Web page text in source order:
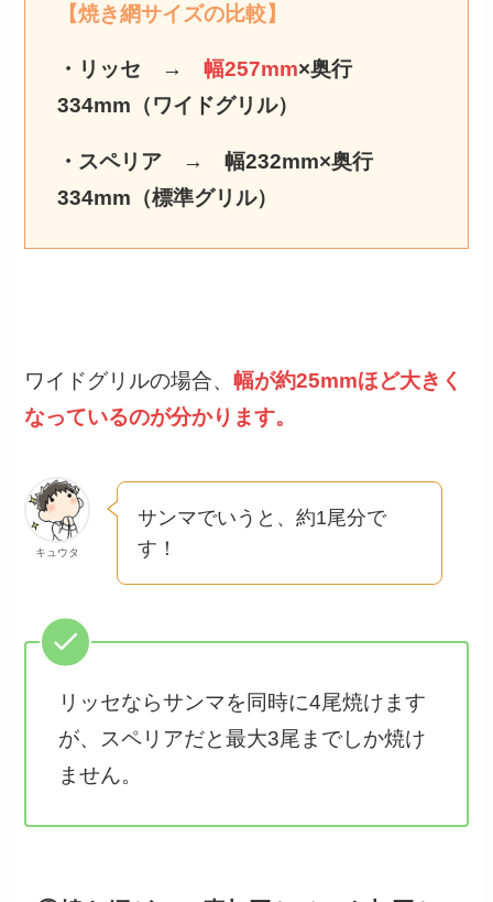
【焼き網サイズの比較】
・リッセ → 幅257mm×奥行
334mm（ワイドグリル）
・スペリア → 幅232mm×奥行
334mm（標準グリル）
ワイドグリルの場合、幅が約25mmほど大きく
なっているのが分かります。
キュウタ
サンマでいうと、約1尾分で
す！
リッセならサンマを同時に4尾焼けます
が、スペリアだと最大3尾までしか焼け
ません。